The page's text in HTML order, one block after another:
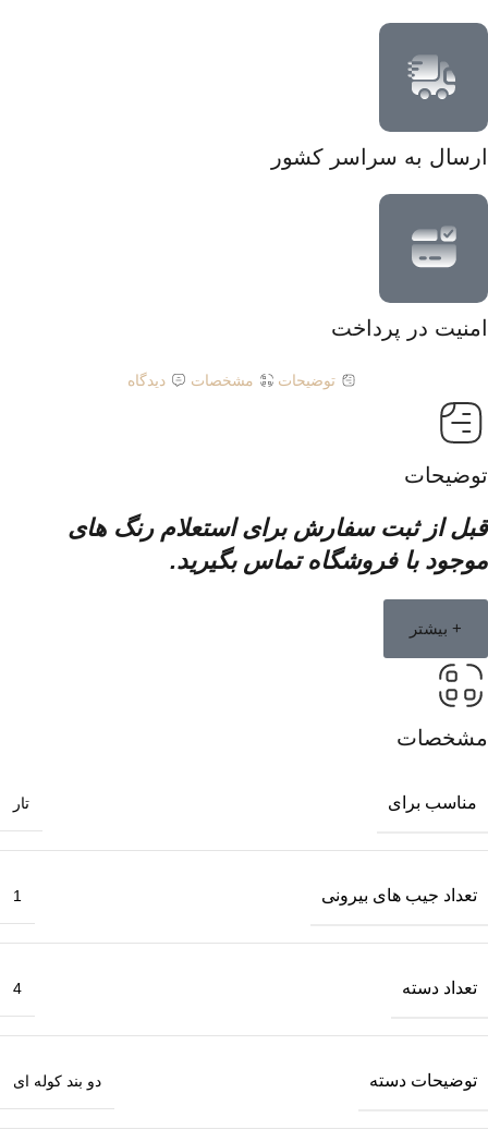
ارسال به سراسر کشور
امنیت در پرداخت
توضیحات مشخصات دیدگاه
توضیحات
قبل از ثبت سفارش برای استعلام رنگ های
موجود با فروشگاه تماس بگیرید.
+ بیشتر
مشخصات
مناسب برای تار
تعداد جیب های بیرونی 1
تعداد دسته 4
توضیحات دسته دو بند کوله ای